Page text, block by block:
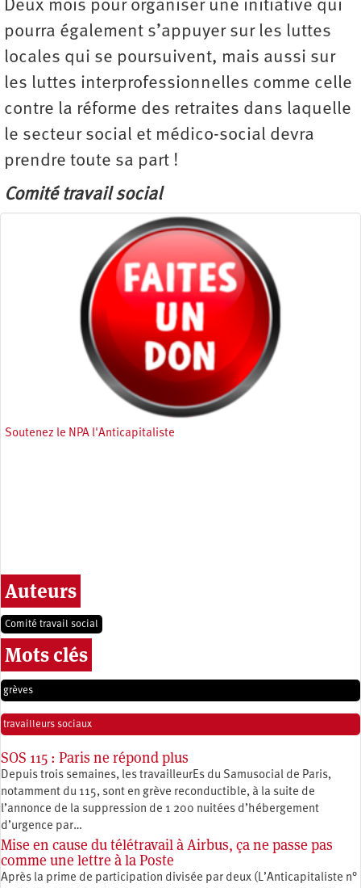
Deux mois pour organiser une initiative qui
pourra également s’appuyer sur les luttes
locales qui se poursuivent, mais aussi sur
les luttes interprofessionnelles comme celle
contre la réforme des retraites dans laquelle
le secteur social et médico-social devra
prendre toute sa part !
Comité travail social
Soutenez le NPA l'Anticapitaliste
Auteurs
Comité travail social
Mots clés
grèves
travailleurs sociaux
SOS 115 : Paris ne répond plus
Depuis trois semaines, les travailleurEs du Samusocial de Paris,
notamment du 115, sont en grève reconductible, à la suite de
l’annonce de la suppression de 1 200 nuitées d’hébergement
d’urgence par…
Mise en cause du télétravail à Airbus, ça ne passe pas
comme une lettre à la Poste
Après la prime de participation divisée par deux (L’Anticapitaliste n°